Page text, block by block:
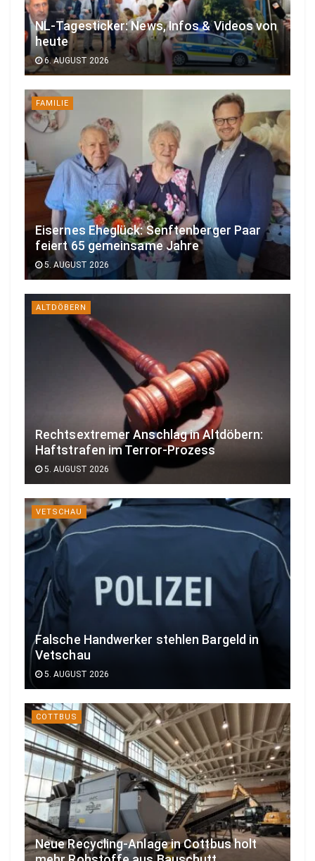
NL-Tagesticker: News, Infos & Videos von
heute
6. AUGUST 2026
FAMILIE
Eisernes Eheglück: Senftenberger Paar
feiert 65 gemeinsame Jahre
5. AUGUST 2026
ALTDÖBERN
Rechtsextremer Anschlag in Altdöbern:
Haftstrafen im Terror-Prozess
5. AUGUST 2026
VETSCHAU
Falsche Handwerker stehlen Bargeld in
Vetschau
5. AUGUST 2026
COTTBUS
Neue Recycling-Anlage in Cottbus holt